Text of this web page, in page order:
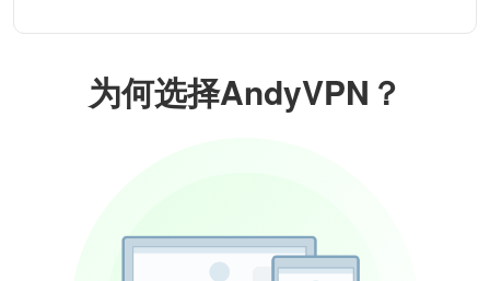
为何选择AndyVPN？